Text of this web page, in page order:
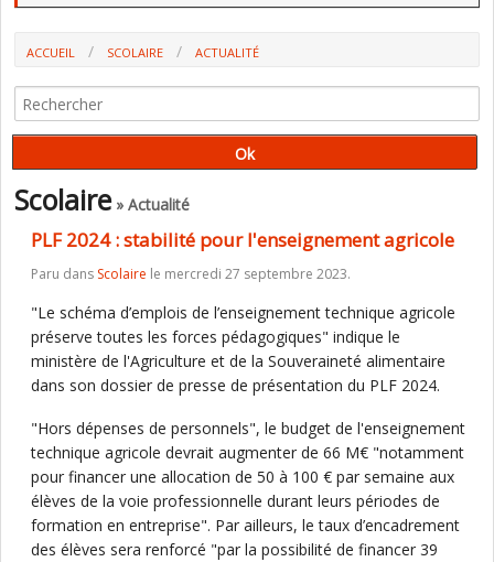
ACCUEIL SCOLAIRE
ACTUALITÉ
Scolaire» Actualité
PLF 2024 : stabilité pour l'enseignement agricole
Paru dans Scolaire le mercredi 27 septembre 2023.
"Le schéma d’emplois de l’enseignement technique agricole
préserve toutes les forces pédagogiques" indique le
ministère de l'Agriculture et de la Souveraineté alimentaire
dans son dossier de presse de présentation du PLF 2024.
"Hors dépenses de personnels", le budget de l'enseignement
technique agricole devrait augmenter de 66 M€ "notamment
pour financer une allocation de 50 à 100 € par semaine aux
élèves de la voie professionnelle durant leurs périodes de
formation en entreprise". Par ailleurs, le taux d’encadrement
des élèves sera renforcé "par la possibilité de financer 39